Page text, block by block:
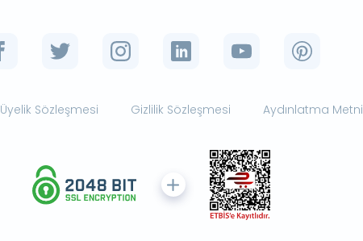
Üyelik Sözleşmesi Gizlilik Sözleşmesi Aydınlatma Metni